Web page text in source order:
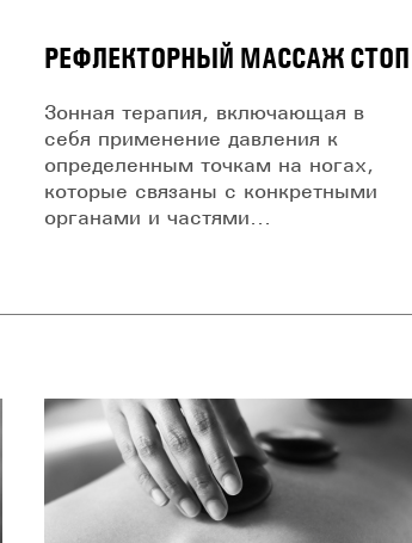
РЕФЛЕКТОРНЫЙ МАССАЖ СТОП
Зонная терапия, включающая в
себя применение давления к
определенным точкам на ногах,
которые связаны с конкретными
органами и частями...